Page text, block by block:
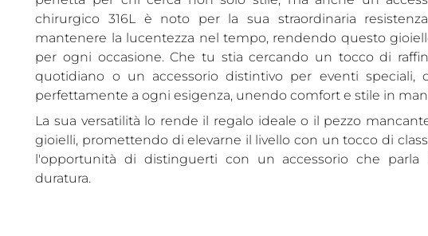
chirurgico 316L è noto per la sua straordinaria
mantenere la lucentezza nel tempo, rendendo questo
per ogni occasione. Che tu stia cercando un tocco di
quotidiano o un accessorio distintivo per eventi speciali,
perfettamente a ogni esigenza, unendo comfort e stile in
La sua versatilità lo rende il regalo ideale o il pezzo
gioielli, promettendo di elevarne il livello con un tocco di
l'opportunità di distinguerti con un accessorio che parla
duratura.